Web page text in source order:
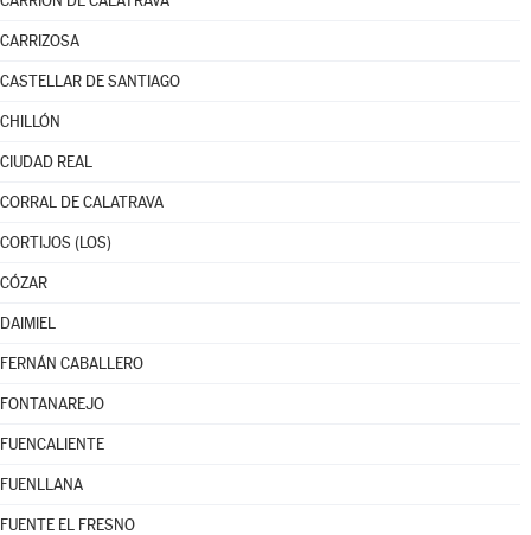
CARRIZOSA
CASTELLAR DE SANTIAGO
CHILLÓN
CIUDAD REAL
CORRAL DE CALATRAVA
CORTIJOS (LOS)
CÓZAR
DAIMIEL
FERNÁN CABALLERO
FONTANAREJO
FUENCALIENTE
FUENLLANA
FUENTE EL FRESNO